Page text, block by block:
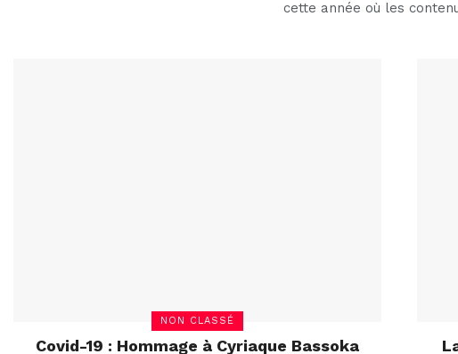
cette année où les
NON CLASSÉ
Covid-19 : Hommage à Cyriaque Bassoka